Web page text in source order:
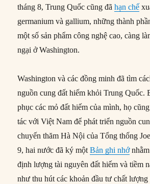
tháng 8, Trung Quốc cũng đãhạn chế
germanium và gallium, những thành
một số sản phẩm công nghệ cao, càng
ngại ở Washington.
Washington và các đồng minh đã tìm
nguồn cung đất hiếm khỏi Trung Quốc.
phục các mỏ đất hiếm của mình, họ
tác với Việt Nam để phát triển nguồn
chuyến thăm Hà Nội của Tổng thống
9, hai nước đã ký mộtBản ghi nhớ
định lượng tài nguyên đất hiếm và tiềm
như thu hút các khoản đầu tư chất